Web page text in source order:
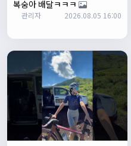
좌측 로고(메인 대문) 누르면
눌러야 해서 불편하네요. 가
메인으로 이동하게 해주실수
관리자16:50:47
한번 확인해보겠습니다 :)
2/
명신이10:43:01
너무 추워요
2/
부두게이 BRBR09:54:20
복숭아 배달ㅋㅋㅋ
관리자 2026.08.05 16:00